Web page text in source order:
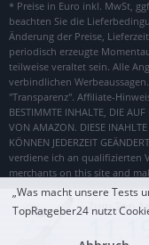
Zum Top
„Was macht unsere Tests
TopRatgeber24 nutzt